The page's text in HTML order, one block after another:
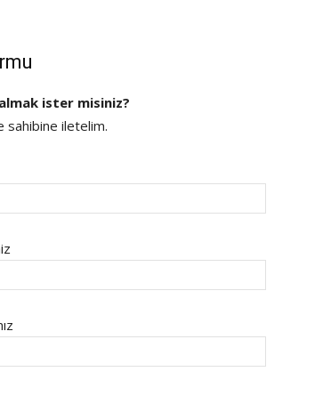
ister misiniz?
sahibine iletelim.